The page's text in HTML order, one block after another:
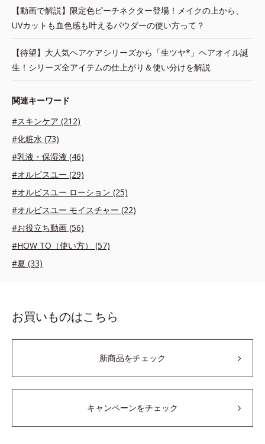
【動画で解説】限定色ピーチネクター登場！メイクの上から、
UVカットも血色感も叶えるパウダーの使い方って？
【待望】大人気ヘアケアシリーズから「生ツヤ*」ヘアオイル誕
生！シリーズ全アイテムの仕上がり＆使い分けを解説
関連キーワード
#スキンケア (212)
#化粧水 (73)
#乳液・保湿液 (46)
#オルビスユー (29)
#オルビスユー ローション (25)
#オルビスユー モイスチャー (22)
#お役立ち動画 (56)
#HOW TO（使い方） (57)
#夏 (33)
お買いものはこちら
新商品をチェック
キャンペーンをチェック